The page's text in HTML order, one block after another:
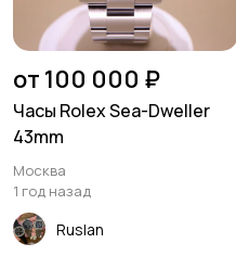
от 100 000 ₽
Часы Rolex Sea-Dweller
43mm
Москва
1 год назад
Ruslan